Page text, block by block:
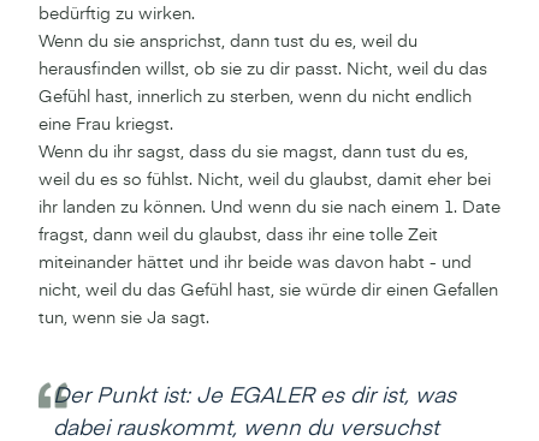
bedürftig zu wirken.
Wenn du sie ansprichst, dann tust du es, weil du
herausfinden willst, ob sie zu dir passt. Nicht, weil du das
Gefühl hast, innerlich zu sterben, wenn du nicht endlich
eine Frau kriegst.
Wenn du ihr sagst, dass du sie magst, dann tust du es,
weil du es so fühlst. Nicht, weil du glaubst, damit eher bei
ihr landen zu können. Und wenn du sie nach einem 1. Date
fragst, dann weil du glaubst, dass ihr eine tolle Zeit
miteinander hättet und ihr beide was davon habt - und
nicht, weil du das Gefühl hast, sie würde dir einen Gefallen
tun, wenn sie Ja sagt.
Der Punkt ist: Je EGALER es dir ist, was
dabei rauskommt, wenn du versuchst